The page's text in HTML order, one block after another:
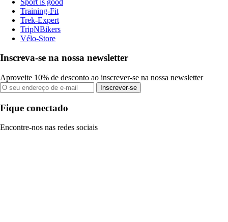
Training-Fit
Trek-Expert
TripNBikers
Vélo-Store
Inscreva-se na nossa newsletter
Aproveite 10% de desconto ao inscrever-se na nossa newsletter
Inscrever-se
Fique conectado
Encontre-nos nas redes sociais